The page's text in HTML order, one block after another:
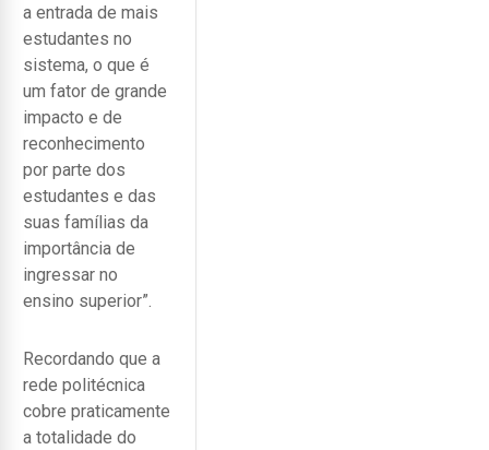
a entrada de mais
estudantes no
sistema, o que é
um fator de grande
impacto e de
reconhecimento
por parte dos
estudantes e das
suas famílias da
importância de
ingressar no
ensino superior”.
Recordando que a
rede politécnica
cobre praticamente
a totalidade do